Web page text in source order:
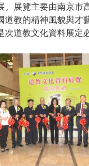
。展覽主要由南京市
道教的精神風貌與才
次道教文化資料展定